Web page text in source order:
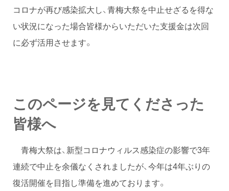
コロナが再び感染拡大し、青梅大祭を中止せざるを得な
い状況になった場合皆様からいただいた支援金は次回
に必ず活用させます。
このページを見てくださった
皆様へ
青梅大祭は、新型コロナウィルス感染症の影響で3年
連続で中止を余儀なくされましたが、今年は4年ぶりの
復活開催を目指し準備を進めております。